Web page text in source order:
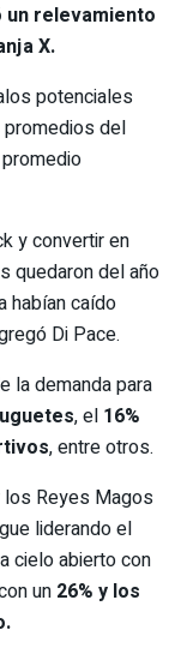
relevamiento
X.
potenciales
del
y convertir en
quedaron del año
habían caído
Di Pace.
la demanda para
, el 16%
, entre otros.
Reyes Magos
liderando el
cielo abierto con
un 26% y los